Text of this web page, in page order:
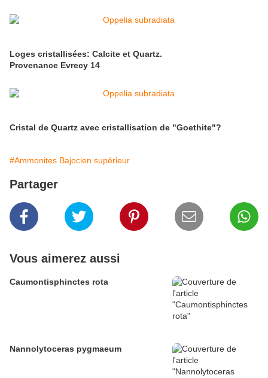
Loges cristallisées: Calcite et Quartz.
Provenance Evrecy 14
Cristal de Quartz avec cristallisation de "Goethite"?
#Ammonites Bajocien supérieur
Partager
Vous aimerez aussi
Caumontisphinctes rota
Nannolytoceras pygmaeum